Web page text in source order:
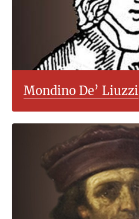
Mondino De’ Liuzzi